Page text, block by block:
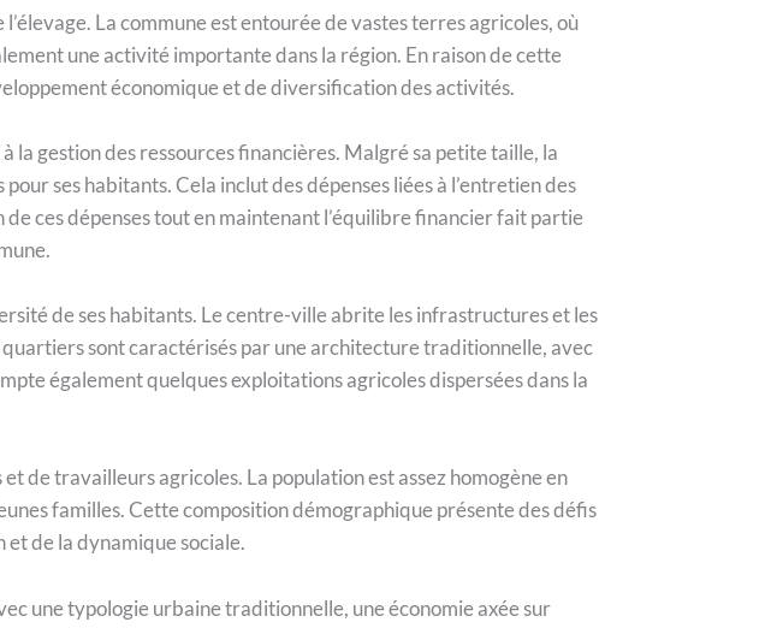
La commune est entourée de vastes terres agricoles, où
une activité importante dans la région. En raison de cette
économique et de diversification des activités.
la gestion des ressources financières. Malgré sa petite taille, la
ses habitants. Cela inclut des dépenses liées à l’entretien des
de ces dépenses tout en maintenant l’équilibre financier fait partie
de ses habitants. Le centre-ville abrite les infrastructures et les
sont caractérisés par une architecture traditionnelle, avec
également quelques exploitations agricoles dispersées dans la
de travailleurs agricoles. La population est assez homogène en
familles. Cette composition démographique présente des défis
et de la dynamique sociale.
une typologie urbaine traditionnelle, une économie axée sur